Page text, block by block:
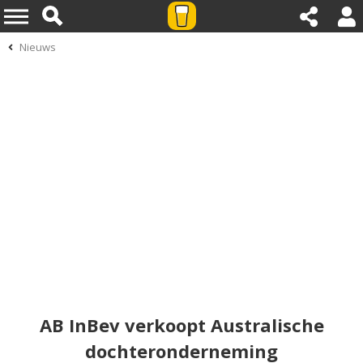
Nieuws
AB InBev verkoopt Australische
dochteronderneming